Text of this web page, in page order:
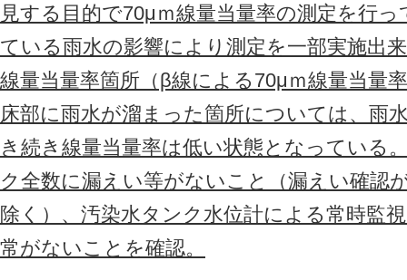
見する目的で70μｍ線量当量率の測定を行
ている雨水の影響により測定を一部実施出
線量当量率箇所（β線による70μｍ線量当量
床部に雨水が溜まった箇所については、雨
き続き線量当量率は低い状態となっている
ク全数に漏えい等がないこと（漏えい確認
除く）、汚染水タンク水位計による常時監
常がないことを確認。